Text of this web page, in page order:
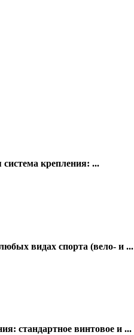
крепления: ...
видах спорта (вело- и ...
стандартное винтовое и ...